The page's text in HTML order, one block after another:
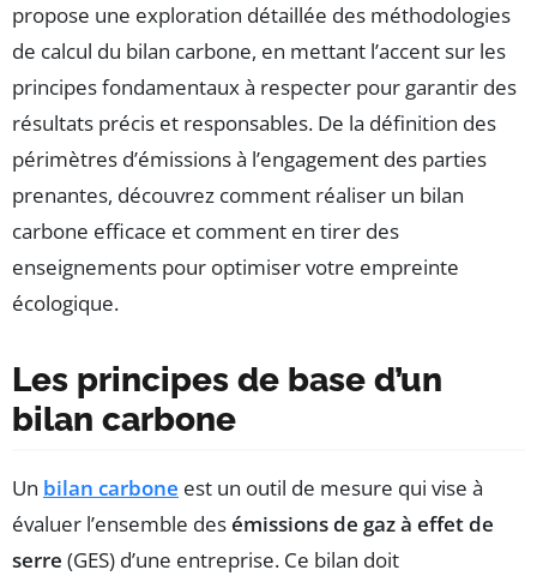
propose une exploration détaillée des méthodologies
de calcul du bilan carbone, en mettant l’accent sur les
principes fondamentaux à respecter pour garantir des
résultats précis et responsables. De la définition des
périmètres d’émissions à l’engagement des parties
prenantes, découvrez comment réaliser un bilan
carbone efficace et comment en tirer des
enseignements pour optimiser votre empreinte
écologique.
Les principes de base d’un
bilan carbone
Un bilan carbone est un outil de mesure qui vise à
évaluer l’ensemble desémissions de gaz à effet de
serre (GES) d’une entreprise. Ce bilan doit